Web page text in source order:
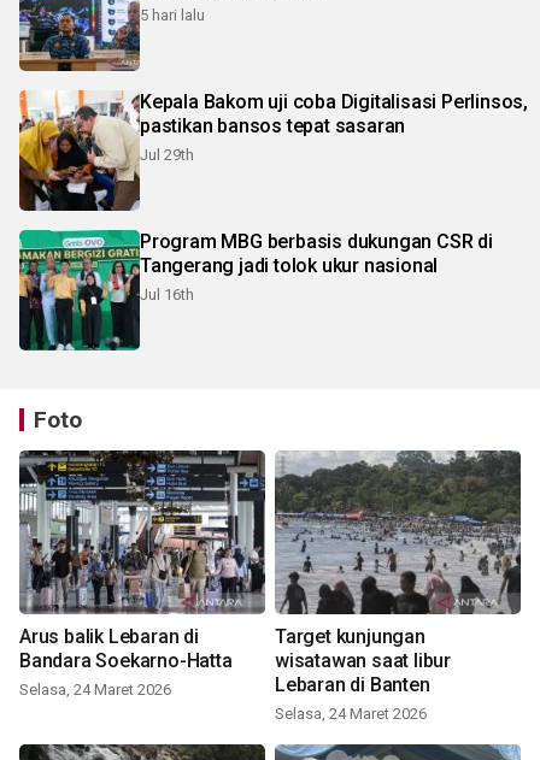
5 hari lalu
Kepala Bakom uji coba Digitalisasi Perlinsos,
pastikan bansos tepat sasaran
Jul 29th
Program MBG berbasis dukungan CSR di
Tangerang jadi tolok ukur nasional
Jul 16th
Foto
Arus balik Lebaran di
Bandara Soekarno-Hatta
Selasa, 24 Maret 2026
Target kunjungan
wisatawan saat libur
Lebaran di Banten
Selasa, 24 Maret 2026